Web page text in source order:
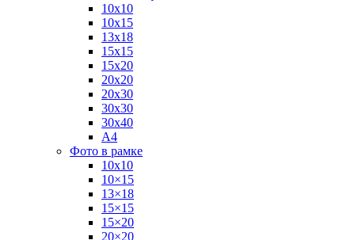
10х10
10х15
13х18
15х15
15х20
20х20
20х30
30х30
30х40
А4
Фото в рамке
10х10
10×15
13×18
15×15
15×20
20×20